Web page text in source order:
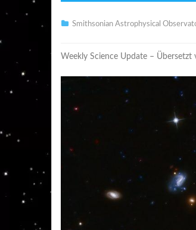
Smithsonian Astrophysical
Weekly Science Update –